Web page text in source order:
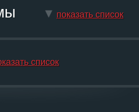
показать список
список